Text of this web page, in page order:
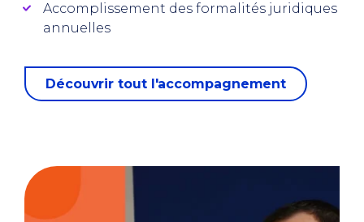
Accomplissement des formalités juridiques
annuelles
Découvrir tout l'accompagnement